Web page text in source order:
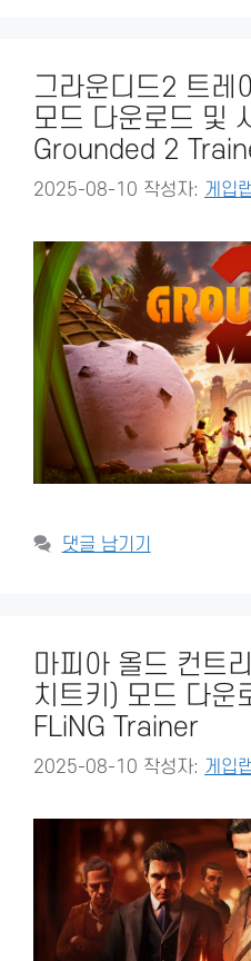
그라운디드2 트레
모드 다운로드 및
Grounded 2
2025-08-10 작성자: 게입
댓글 남기기
마피아 올드 컨트
치트키) 모드 다운
FLiNG Trainer
2025-08-10 작성자: 게입